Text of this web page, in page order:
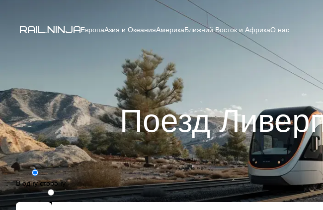
ЕвропаАзия и ОкеанияАмерикаБлижний Восток и АфрикаО нас
Поезд
В одну сторону
Туда-обратно